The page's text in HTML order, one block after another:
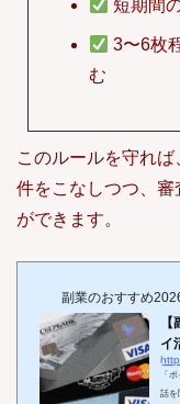
短期間
3〜6枚
む
このルールを守れ
件をこなしつつ、審
ができます。
副業のおすすめ
イ
「
話を